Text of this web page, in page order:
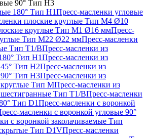
90° Тип H3
180° Тип H1Пресс-масленки угловые
плоские круглые Тип M4 Ø10
круглые Тип M1 Ø16 ммПресс-
Тип M22 Ø22 ммПресс-масленки
Тип T1/BПресс-масленки из
Тип H1Пресс-масленки из
Тип H2Пресс-масленки из
Тип H3Пресс-масленки из
Тип MПресс-масленки из
Тип T1/BПресс-масленки
Тип D1Пресс-масленки с воронкой
масленки с воронкой угловые 90°
с воронкой заколачиваемые Тип
Тип D1VПресс-масленки